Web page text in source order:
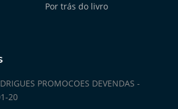
Por trás do livro
PROMOCOES DEVENDAS -
20